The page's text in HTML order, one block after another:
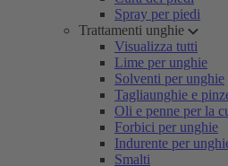
Spray per piedi
Trattamenti unghie
Visualizza tutti
Lime per unghie
Solventi per unghie
Tagliaunghie e
Oli e penne per la
Forbici per unghie
Indurente per
Smalti